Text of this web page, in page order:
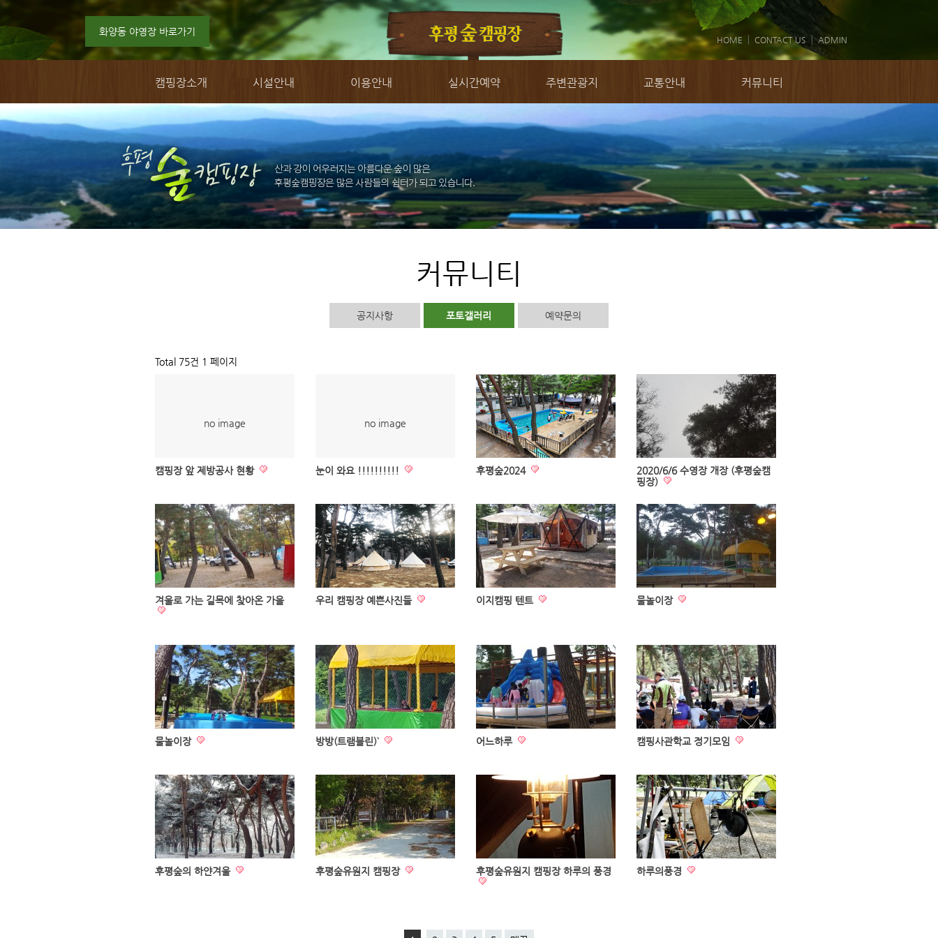
화양동 야영장 바로가기
HOME CONTACT US ADMIN
캠핑장소개 시설안내 이용안내 실시간예약 주변관광지 교통안내 커뮤니티
커뮤니티
공지사항 포토갤러리 예약문의
Total 75건 1 페이지
no image
캠핑장 앞 제방공사 현황
no image
눈이 와요 !!!!!!!!!! 후평숲2024
2020/6/6 수영장 개장 (후평숲캠
핑장)
겨울로 가는 길목에 찾아온 가을 우리 캠핑장 예쁜사진들 이지캠핑 텐트 물놀이장
물놀이장 방방(트램블린)` 어느하루 캠핑사관학교 정기모임
후평숲의 하얀겨울 후평숲유원지 캠핑장 후평숲유원지 캠핑장 하루의 풍경 하루의풍경